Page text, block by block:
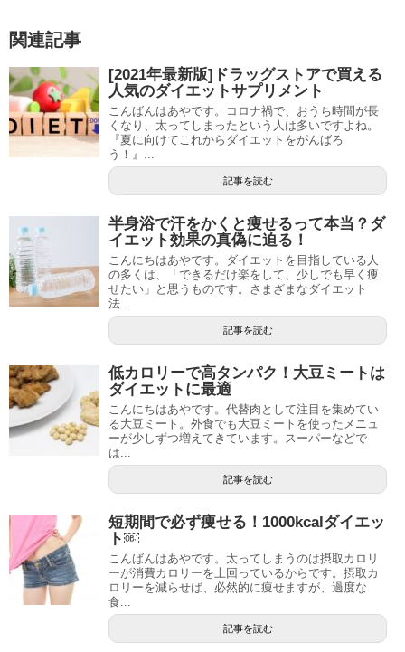
関連記事
[2021年最新版]ドラッグストアで買える
人気のダイエットサプリメント
こんばんはあやです。コロナ禍で、おうち時間が長
くなり、太ってしまったという人は多いですよね。
『夏に向けてこれからダイエットをがんばろ
う！』...
記事を読む
半身浴で汗をかくと痩せるって本当？ダ
イエット効果の真偽に迫る！
こんにちはあやです。ダイエットを目指している人
の多くは、「できるだけ楽をして、少しでも早く痩
せたい」と思うものです。さまざまなダイエット
法...
記事を読む
低カロリーで高タンパク！大豆ミートは
ダイエットに最適
こんにちはあやです。代替肉として注目を集めてい
る大豆ミート。外食でも大豆ミートを使ったメニュ
ーが少しずつ増えてきています。スーパーなどで
は...
記事を読む
短期間で必ず痩せる！1000kcalダイエッ
ト￼
こんばんはあやです。太ってしまうのは摂取カロリ
ーが消費カロリーを上回っているからです。摂取カ
ロリーを減らせば、必然的に痩せますが、過度な
食...
記事を読む